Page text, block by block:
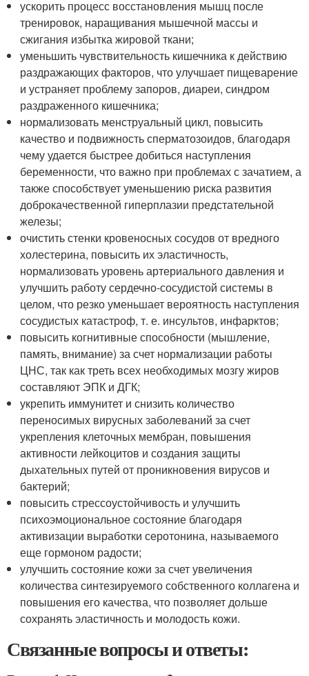
ускорить процесс восстановления мышц после
тренировок, наращивания мышечной массы и
сжигания избытка жировой ткани;
уменьшить чувствительность кишечника к действию
раздражающих факторов, что улучшает пищеварение
и устраняет проблему запоров, диареи, синдром
раздраженного кишечника;
нормализовать менструальный цикл, повысить
качество и подвижность сперматозоидов, благодаря
чему удается быстрее добиться наступления
беременности, что важно при проблемах с зачатием, а
также способствует уменьшению риска развития
доброкачественной гиперплазии предстательной
железы;
очистить стенки кровеносных сосудов от вредного
холестерина, повысить их эластичность,
нормализовать уровень артериального давления и
улучшить работу сердечно-сосудистой системы в
целом, что резко уменьшает вероятность наступления
сосудистых катастроф, т. е. инсультов, инфарктов;
повысить когнитивные способности (мышление,
память, внимание) за счет нормализации работы
ЦНС, так как треть всех необходимых мозгу жиров
составляют ЭПК и ДГК;
укрепить иммунитет и снизить количество
переносимых вирусных заболеваний за счет
укрепления клеточных мембран, повышения
активности лейкоцитов и создания защиты
дыхательных путей от проникновения вирусов и
бактерий;
повысить стрессоустойчивость и улучшить
психоэмоциональное состояние благодаря
активизации выработки серотонина, называемого
еще гормоном радости;
улучшить состояние кожи за счет увеличения
количества синтезируемого собственного коллагена и
повышения его качества, что позволяет дольше
сохранять эластичность и молодость кожи.
Связанные вопросы и ответы: